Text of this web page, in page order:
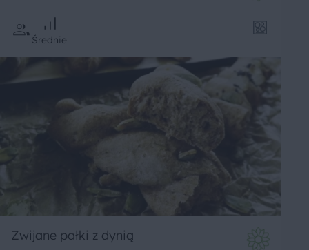
Średnie
Zwijane pałki z dynią